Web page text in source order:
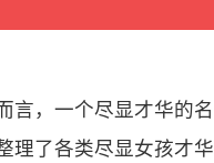
言，一个尽显才华的名
理了各类尽显女孩才华